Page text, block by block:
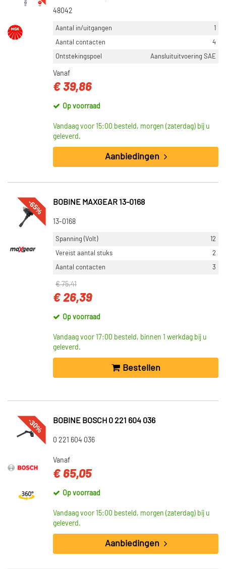
48042
Aantal in/uitgangen
1
Aantal contacten
4
Ontstekingspoel
Aansluituitvoering SAE
Vanaf
€ 39,86
Op voorraad
Vandaag voor 15:00 besteld, morgen (zaterdag) bij u
geleverd.
Aanbiedingen
-65% BOBINE MAXGEAR 13-0168
13-0168
Spanning (Volt)
12
Vereist aantal stuks
2
Aantal contacten
3
€ 75,41
€ 26,39
Op voorraad
Vandaag voor 17:00 besteld, binnen 1 werkdag bij u
geleverd.
Bestellen
-30% BOBINE BOSCH 0 221 604 036
0 221 604 036
Vanaf
€ 65,05
Op voorraad
Vandaag voor 15:00 besteld, morgen (zaterdag) bij u
geleverd.
Aanbiedingen